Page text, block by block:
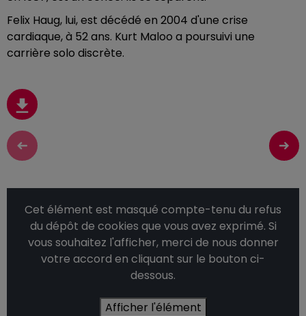
Felix Haug, lui, est décédé en 2004 d'une crise
cardiaque, à 52 ans. Kurt Maloo a poursuivi une
carrière solo discrète.
Cet élément est masqué compte-tenu du refus
du dépôt de cookies que vous avez exprimé. Si
vous souhaitez l'afficher, merci de nous donner
votre accord en cliquant sur le bouton ci-
dessous.
Afficher l'élément